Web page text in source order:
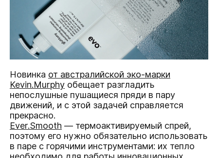
Новинка от австралийской эко-марки
Kevin.Murphy обещает разгладить
непослушные пушащиеся пряди в пару
движений, и с этой задачей справляется
прекрасно.
Ever.Smooth — термоактивируемый спрей,
поэтому его нужно обязательно использовать
в паре с горячими инструментами: их тепло